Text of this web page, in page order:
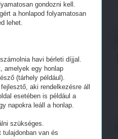
gondozni kell.
a honlapod folyamatosan
lehet.
havi bérleti díjjal.
amelyek egy honlap
(tárhely például).
aki rendelkezésre áll
esetében is például a
napokra leáll a honlap.
szükséges.
van és